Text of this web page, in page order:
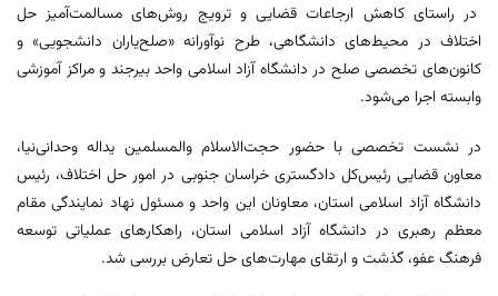
در راستای کاهش ارجاعات قضایی و ترویج روش‌های مسالمت‌آمیز حل
اختلاف در محیط‌های دانشگاهی، طرح نوآورانه «صلح‌یاران دانشجویی» و
کانون‌های تخصصی صلح در دانشگاه آزاد اسلامی واحد بیرجند و مراکز آموزشی
وابسته اجرا می‌شود.
در نشست تخصصی با حضور حجت‌الاسلام والمسلمین یداله وحدانی‌نیا،
معاون قضایی رئیس‌کل دادگستری خراسان جنوبی در امور حل اختلاف، رئیس
دانشگاه آزاد اسلامی استان، معاونان این واحد و مسئول نهاد نمایندگی مقام
معظم رهبری در دانشگاه آزاد اسلامی استان، راهکارهای عملیاتی توسعه
فرهنگ عفو، گذشت و ارتقای مهارت‌های حل تعارض بررسی شد.